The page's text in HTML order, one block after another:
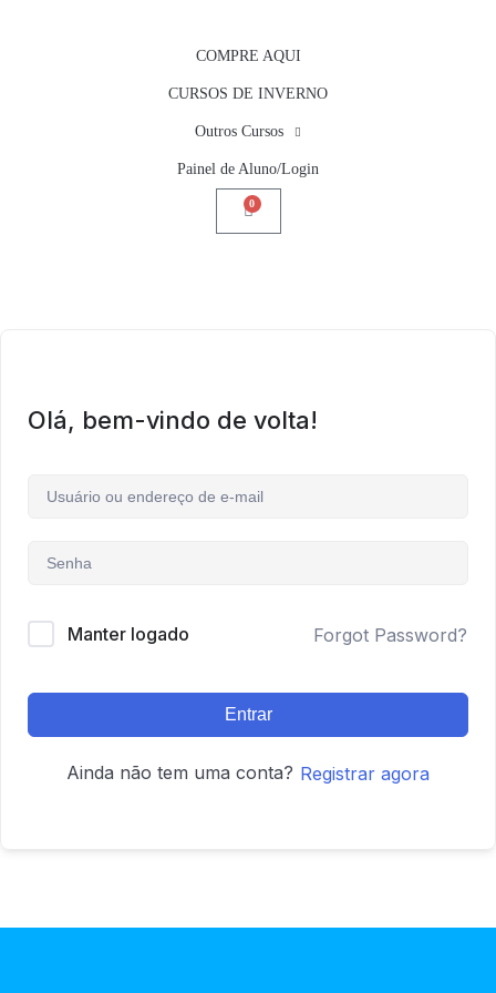
COMPRE AQUI
CURSOS DE INVERNO
Outros Cursos
Painel de Aluno/Login
0
Olá, bem-vindo de volta!
Manter logado Forgot Password?
Entrar
Ainda não tem uma conta? Registrar agora